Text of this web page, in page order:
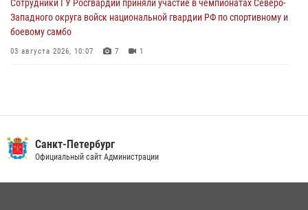
03 августа 2026, 10:07 7 1
Сотрудники ГУ Росгвардии приняли участие в чемпионатах Северо-
Западного округа войск национальной гвардии РФ по спортивному и
боевому самбо
03 августа 2026, 10:07 7 1
В Красногвардейском районе росгвардейцы задержали хулигана,
угрожавшего мужчине пневматическим пистолетом
Санкт-Петербург
Официальный сайт Администрации